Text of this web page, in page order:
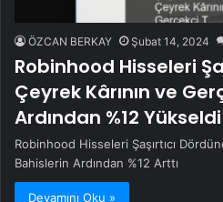
ÖZCAN BERKAY Şubat 14, 2024
Robinhood Hisseleri
Çeyrek Kârının ve
Ardından %12 Yükseldi
Robinhood Hisseleri Şaşırtıcı
Bahislerin Ardından %12 Arttı
Devamını Oku »